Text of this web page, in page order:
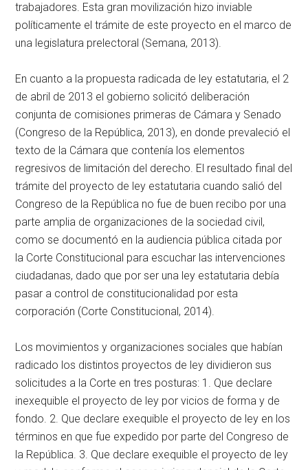
trabajadores. Esta gran movilización hizo inviable
políticamente el trámite de este proyecto en el marco de
una legislatura prelectoral (Semana, 2013).
En cuanto a la propuesta radicada de ley estatutaria, el 2
de abril de 2013 el gobierno solicitó deliberación
conjunta de comisiones primeras de Cámara y Senado
(Congreso de la República, 2013), en donde prevaleció el
texto de la Cámara que contenía los elementos
regresivos de limitación del derecho. El resultado final del
trámite del proyecto de ley estatutaria cuando salió del
Congreso de la República no fue de buen recibo por una
parte amplia de organizaciones de la sociedad civil,
como se documentó en la audiencia pública citada por
la Corte Constitucional para escuchar las intervenciones
ciudadanas, dado que por ser una ley estatutaria debía
pasar a control de constitucionalidad por esta
corporación (Corte Constitucional, 2014).
Los movimientos y organizaciones sociales que habían
radicado los distintos proyectos de ley dividieron sus
solicitudes a la Corte en tres posturas: 1. Que declare
inexequible el proyecto de ley por vicios de forma y de
fondo. 2. Que declare exequible el proyecto de ley en los
términos en que fue expedido por parte del Congreso de
la República. 3. Que declare exequible el proyecto de ley